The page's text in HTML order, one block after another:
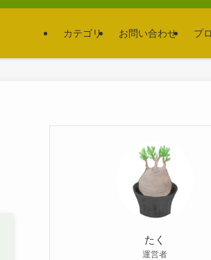
カテゴリ お問い合わせ プ
たく
運営者